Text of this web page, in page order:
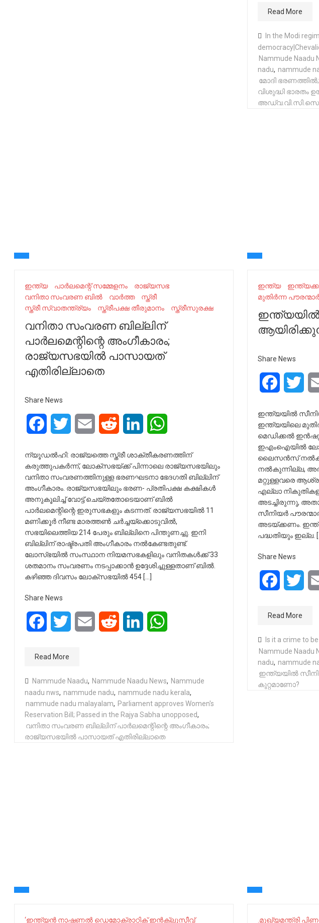
Read More
In the Modi
Nammude Naadu
nadu, nammude
മോദി
വിശുദ്ധി ഭാരതം
ഇന്ത്യ പാര്‍ലമെന്റ് സമ്മേളനം
രാജ്യസഭ
വനിതാ സംവരണ ബിൽ
വാർത്ത
സ്ത്രീ
സ്ത്രീ സ്വാതന്ത്ര്യം
സ്ത്രീപക്ഷ തീരുമാനം സ്ത്രീസുരക്ഷ
വനിതാ സംവരണ ബില്ലിന്
പാര്‍ലമെന്റിന്റെ അംഗീകാരം;
രാജ്യസഭയില്‍ പാസായത്
എതിരില്ലാതെ
Share News
FacebookTwitter Email Reddit LinkedIn
ന്യൂഡല്‍ഹി: രാജ്യത്തെ സ്ത്രീ ശാക്തീകരണത്തിന്
കരുത്തുപകര്‍ന്ന്, ലോക്‌സഭയ്ക്ക് പിന്നാലെ രാജ്യസഭയിലും
വനിതാ സംവരണത്തിനുള്ള ഭരണഘടനാ ഭേദഗതി ബില്ലിന്
അംഗീകാരം. രാജ്യസഭയിലും ഭരണ- പ്രതിപക്ഷ കക്ഷികള്‍
അനുകൂലിച്ച് വോട്ട് ചെയ്തതോടെയാണ് ബില്‍
പാര്‍ലമെന്റിന്റെ ഇരുസഭകളും കടന്നത്. രാജ്യസഭയില്‍ 11
മണിക്കൂര്‍ നീണ്ട മാരത്തണ്‍ ചര്‍ച്ചയ്‌ക്കൊടുവില്‍,
സഭയിലെത്തിയ 214 പേരും ബില്ലിനെ പിന്തുണച്ചു. ഇനി
ബില്ലിന് രാഷ്ട്രപതി അംഗീകാരം നല്‍കേണ്ടതുണ്ട്.
ലോസ്ഭയില്‍ സംസ്ഥാന നിയമസഭകളിലും വനിതകള്‍ക്ക് 33
ശതമാനം സംവരണം നടപ്പാക്കാന്‍ ഉദ്ദേശിച്ചുള്ളതാണ് ബില്‍.
കഴിഞ്ഞ ദിവസം ലോക്‌സഭയില്‍ 454 […]
Share News
FacebookTwitter Email Reddit LinkedIn
Read More
Nammude Naadu, Nammude Naadu News, Nammude
naadu nws, nammude nadu, nammude nadu kerala,
nammude nadu malayalam, Parliament approves Women's
Reservation Bill; Passed in the Rajya Sabha unopposed,
വനിതാ സംവരണ ബില്ലിന് പാര്‍ലമെന്റിന്റെ അംഗീകാരം;
രാജ്യസഭയില്‍ പാസായത് എതിരില്ലാതെ
ഇന്ത്യ
മുതിർന്ന
Share News
Facebook
ഇന്ത്യയിൽ
ഇന്ത്യയിലെ
മെഡിക്കൽ
ഇഎംഐയിൽ
ലൈസൻസ്
നൽകുന്നില്ല,
മറ്റുള്ളവരെ
എല്ലാ
അടച്ചിരുന്നു,
സീനിയർ
അടയ്ക്കണം.
പദ്ധതിയും ഇല്ല.
Share News
Facebook
Read More
Is it a crime to
Nammude Naadu
nadu, nammude
ഇന്ത്യയിൽ
കുറ്റമാണോ?
‘ഇന്ത്യന്‍ നാഷണല്‍ ഡെമോക്രാറ്റിക് ഇന്‍ക്ലൂസീവ് .മുഖ്യമന്ത്രി